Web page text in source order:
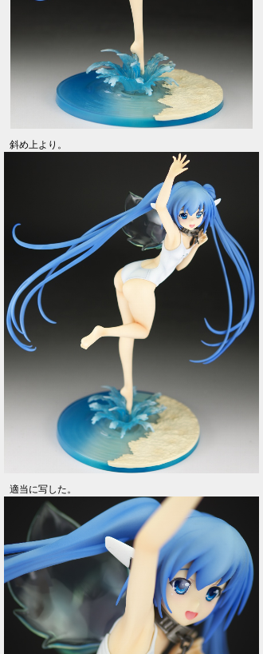
斜め上より。
適当に写した。